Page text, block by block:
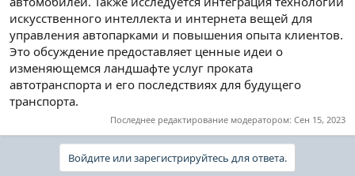
искусственного интеллекта и интернета вещей для
управления автопарками и повышения опыта клиентов.
Это обсуждение предоставляет ценные идеи о
изменяющемся ландшафте услуг проката
автотранспорта и его последствиях для будущего
транспорта.
Последнее редактирование модератором: Сен 15, 2023
Войдите или зарегистрируйтесь для ответа.